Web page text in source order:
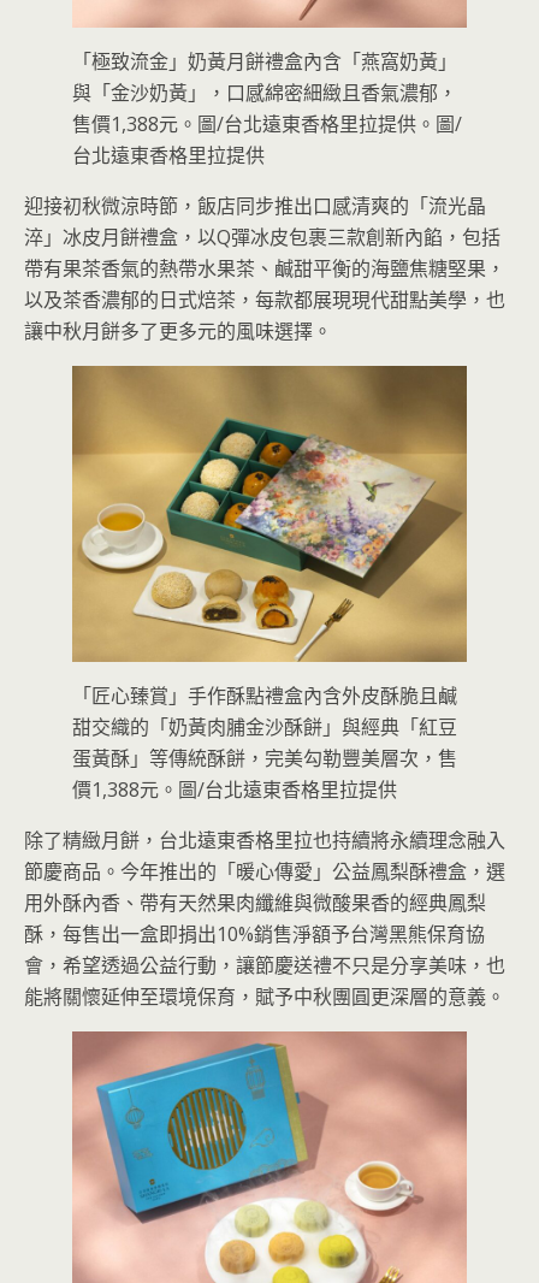
「極致流金」奶黃月餅禮盒內含「燕窩奶黃」
與「金沙奶黃」，口感綿密細緻且香氣濃郁，
售價1,388元。圖/台北遠東香格里拉提供。圖/
台北遠東香格里拉提供
迎接初秋微涼時節，飯店同步推出口感清爽的「流光晶
淬」冰皮月餅禮盒，以Q彈冰皮包裹三款創新內餡，包括
帶有果茶香氣的熱帶水果茶、鹹甜平衡的海鹽焦糖堅果，
以及茶香濃郁的日式焙茶，每款都展現現代甜點美學，也
讓中秋月餅多了更多元的風味選擇。
「匠心臻賞」手作酥點禮盒內含外皮酥脆且鹹
甜交織的「奶黃肉脯金沙酥餅」與經典「紅豆
蛋黃酥」等傳統酥餅，完美勾勒豐美層次，售
價1,388元。圖/台北遠東香格里拉提供
除了精緻月餅，台北遠東香格里拉也持續將永續理念融入
節慶商品。今年推出的「暖心傳愛」公益鳳梨酥禮盒，選
用外酥內香、帶有天然果肉纖維與微酸果香的經典鳳梨
酥，每售出一盒即捐出10%銷售淨額予台灣黑熊保育協
會，希望透過公益行動，讓節慶送禮不只是分享美味，也
能將關懷延伸至環境保育，賦予中秋團圓更深層的意義。